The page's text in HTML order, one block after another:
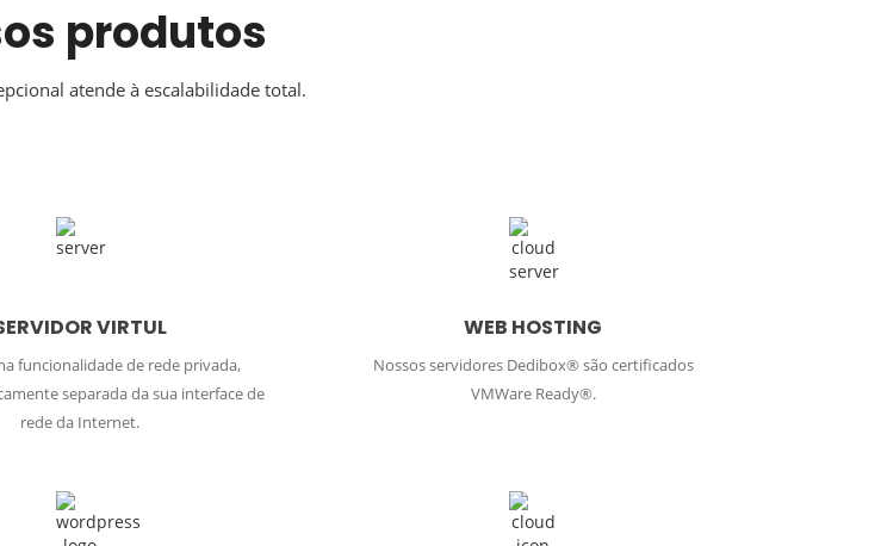
produtos
atende à escalabilidade total.
VIRTUL
funcionalidade de rede privada,
separada da sua interface de
rede da Internet.
WEB HOSTING
Nossos servidores Dedibox® são certificados
VMWare Ready®.